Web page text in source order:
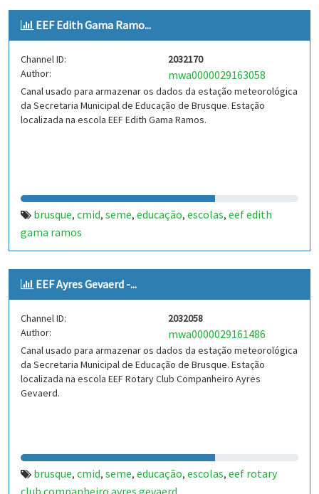
EEF Edith Gama Ramo...
Channel ID:
2032170
Author:
mwa0000029163058
Canal usado para armazenar os dados da estação meteorológica
da Secretaria Municipal de Educação de Brusque. Estação
localizada na escola EEF Edith Gama Ramos.
brusque, cmid, seme, educação, escolas, eef edith
gama ramos
EEF Ayres Gevaerd -...
Channel ID:
2032058
Author:
mwa0000029161486
Canal usado para armazenar os dados da estação meteorológica
da Secretaria Municipal de Educação de Brusque. Estação
localizada na escola EEF Rotary Club Companheiro Ayres
Gevaerd.
brusque, cmid, seme, educação, escolas, eef rotary
club companheiro ayres gevaerd